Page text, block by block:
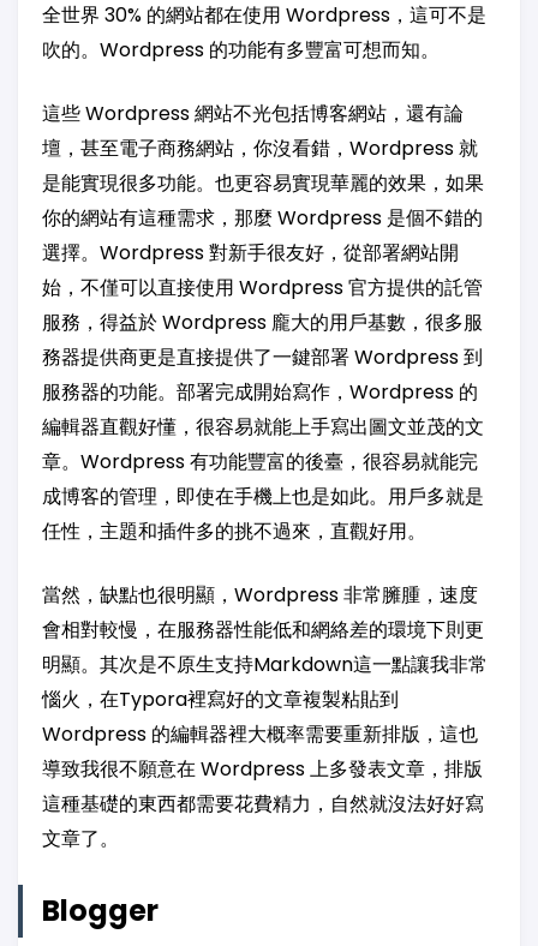
全世界 30% 的網站都在使用 Wordpress，這可不是
吹的。Wordpress 的功能有多豐富可想而知。
這些 Wordpress 網站不光包括博客網站，還有論
壇，甚至電子商務網站，你沒看錯，Wordpress 就
是能實現很多功能。也更容易實現華麗的效果，如果
你的網站有這種需求，那麼 Wordpress 是個不錯的
選擇。Wordpress 對新手很友好，從部署網站開
始，不僅可以直接使用 Wordpress 官方提供的託管
服務，得益於 Wordpress 龐大的用戶基數，很多服
務器提供商更是直接提供了一鍵部署 Wordpress 到
服務器的功能。部署完成開始寫作，Wordpress 的
編輯器直觀好懂，很容易就能上手寫出圖文並茂的文
章。Wordpress 有功能豐富的後臺，很容易就能完
成博客的管理，即使在手機上也是如此。用戶多就是
任性，主題和插件多的挑不過來，直觀好用。
當然，缺點也很明顯，Wordpress 非常臃腫，速度
會相對較慢，在服務器性能低和網絡差的環境下則更
明顯。其次是不原生支持Markdown這一點讓我非常
惱火，在Typora裡寫好的文章複製粘貼到
Wordpress 的編輯器裡大概率需要重新排版，這也
導致我很不願意在 Wordpress 上多發表文章，排版
這種基礎的東西都需要花費精力，自然就沒法好好寫
文章了。
Blogger